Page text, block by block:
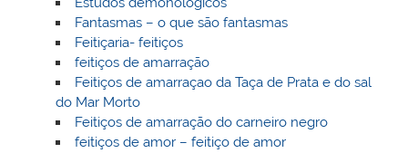
Fantasmas – o que são fantasmas
Feitiçaria- feitiços
feitiços de amarração
Feitiços de amarraçao da Taça de Prata e do sal
do Mar Morto
Feitiços de amarração do carneiro negro
feitiços de amor – feitiço de amor